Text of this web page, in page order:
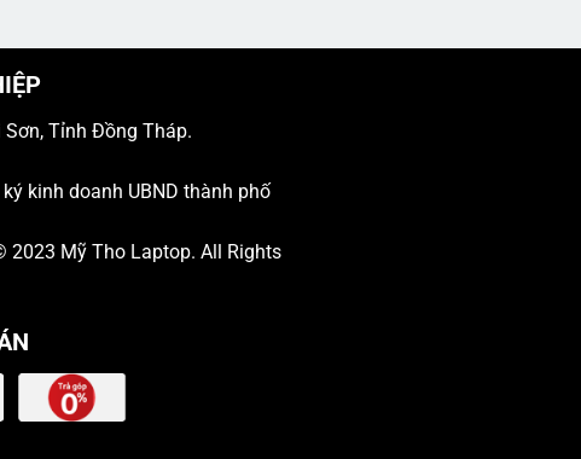
Tỉnh Đồng Tháp.
kinh doanh UBND thành phố
2023 Mỹ Tho Laptop. All Rights